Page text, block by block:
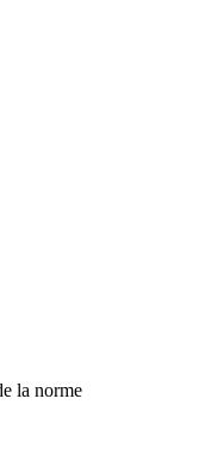
la norme